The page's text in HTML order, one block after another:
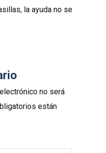
la ayuda no se
no será
están